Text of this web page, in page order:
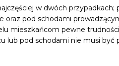
w dwóch
oraz pod schodami
mieszkańcom pewne
lub pod schodami nie musi być